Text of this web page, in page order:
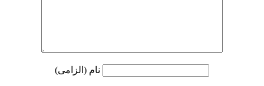
نام (الزامی)